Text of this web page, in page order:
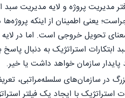
مدیریت پروژه و لایه مدیریت
یعنی اطمینان از اینکه
تحویل خروجی است. اما در لایه
استراتژیک به دنبال
پایدار سازمان خواهد داشت یا خیر.
در سازمان‌های سلسله‌مراتبی،
استراتژیک با ایجاد یک فیلتر